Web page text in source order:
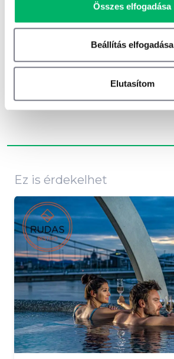
Összes elfogadása
Beállítás elfogadása
ElutasítomTerms of use
Ez is érdekelhet